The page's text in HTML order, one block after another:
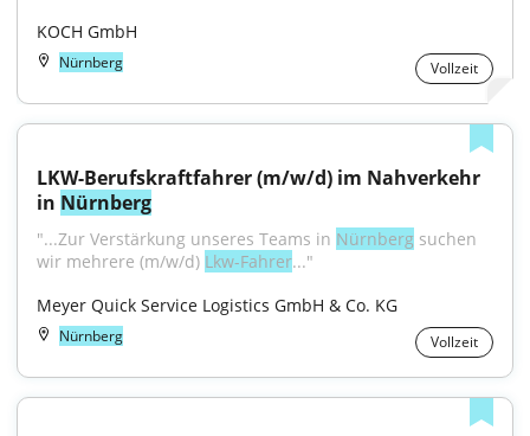
KOCH GmbH
Nürnberg Vollzeit
LKW-Berufskraftfahrer (m/w/d) im Nahverkehr
in Nürnberg
"...Zur Verstärkung unseres Teams in Nürnberg suchen
wir mehrere (m/w/d) Lkw-Fahrer..."
Meyer Quick Service Logistics GmbH & Co. KG
Nürnberg Vollzeit